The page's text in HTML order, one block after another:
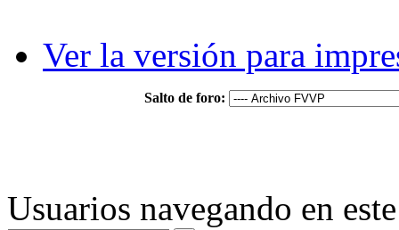
Ver la versión para
Salto de foro:
Usuarios navegando en